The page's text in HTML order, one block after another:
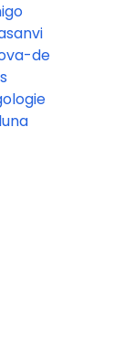
de